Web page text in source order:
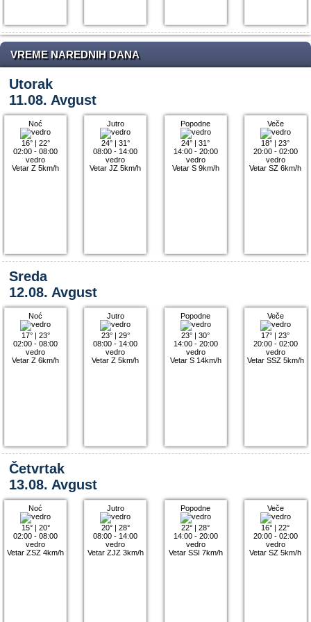
VREME NAREDNIH DANA
Utorak
11.08. Avgust
Noć
16°| 22°
02:00 - 08:00
vedro
Vetar Z 5km/h
Jutro
24°| 31°
08:00 - 14:00
vedro
Vetar JZ 5km/h
Popodne
24° |31°
14:00 - 20:00
vedro
Vetar S 9km/h
Veče
18° |23°
20:00 - 02:00
vedro
Vetar SZ 6km/h
Sreda
12.08. Avgust
Noć
17°| 23°
02:00 - 08:00
vedro
Vetar Z 6km/h
Jutro
23°| 29°
08:00 - 14:00
vedro
Vetar Z 5km/h
Popodne
23° |30°
14:00 - 20:00
vedro
Vetar S 14km/h
Veče
17° |23°
20:00 - 02:00
vedro
Vetar SSZ 5km/h
Četvrtak
13.08. Avgust
Noć
15°| 20°
02:00 - 08:00
vedro
Vetar ZSZ 4km/h
Jutro
20°| 28°
08:00 - 14:00
vedro
Vetar ZJZ 3km/h
Popodne
22° |28°
14:00 - 20:00
vedro
Vetar SSI 7km/h
Veče
16° |22°
20:00 - 02:00
vedro
Vetar SZ 5km/h